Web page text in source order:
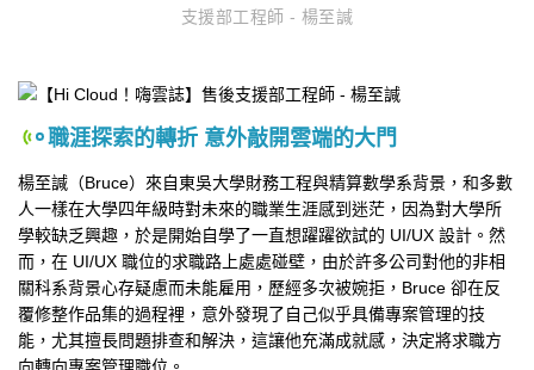
支援部工程師 - 楊至諴
職涯探索的轉折 意外敲開雲端的大門
楊至諴（Bruce）來自東吳大學財務工程與精算數學系背景，和多數
人一樣在大學四年級時對未來的職業生涯感到迷茫，因為對大學所
學較缺乏興趣，於是開始自學了一直想躍躍欲試的 UI/UX 設計。然
而，在 UI/UX 職位的求職路上處處碰壁，由於許多公司對他的非相
關科系背景心存疑慮而未能雇用，歷經多次被婉拒，Bruce 卻在反
覆修整作品集的過程裡，意外發現了自己似乎具備專案管理的技
能，尤其擅長問題排查和解決，這讓他充滿成就感，決定將求職方